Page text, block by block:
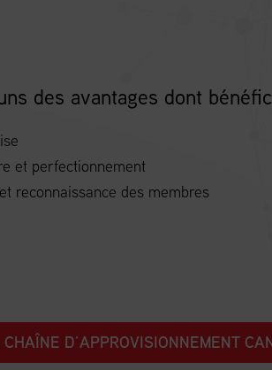
des avantages dont
et perfectionnement
reconnaissance des membres
D’APPROVISIONNEMENT